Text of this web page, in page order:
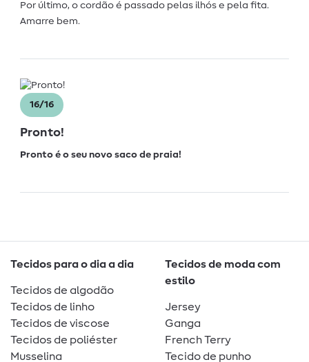
Por último, o cordão é passado pelas ilhós e pela fita.
Amarre bem.
16/16
Pronto!
Pronto é o seu novo saco de praia!
Tecidos para o dia a dia
Tecidos de algodão
Tecidos de linho
Tecidos de viscose
Tecidos de poliéster
Musselina
Tecidos de moda com
estilo
Jersey
Ganga
French Terry
Tecido de punho